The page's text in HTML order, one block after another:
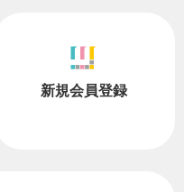
新規会員登録